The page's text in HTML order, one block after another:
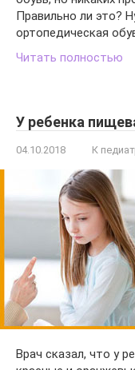
Правильно ли это?
ортопедическая
Читать полностью
У ребенка
04.10.2018 К
Врач сказал, что у